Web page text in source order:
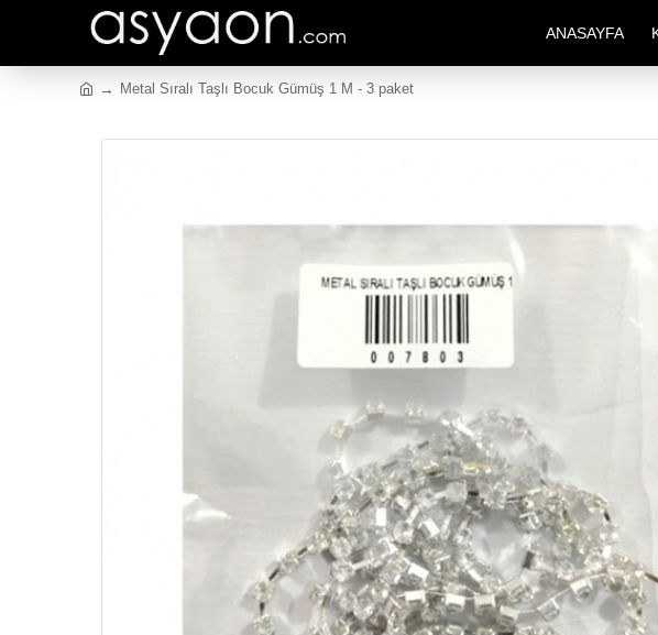
ANASAYFA
Metal Sıralı Taşlı Bocuk Gümüş 1 M - 3 paket